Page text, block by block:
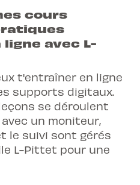
cours
avec L-
t'entraîner en ligne
supports digitaux.
se déroulent
un moniteur,
le suivi sont gérés
L-Pittet pour une